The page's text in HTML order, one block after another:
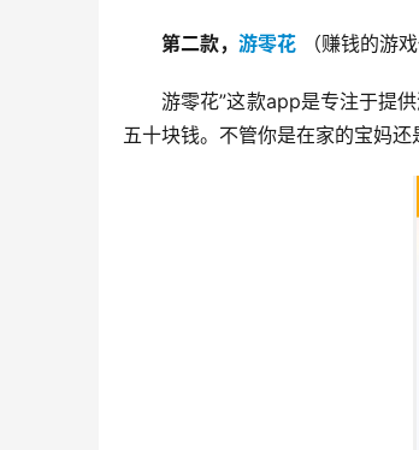
第二款， 游零花 （赚钱的游
游零花”这款app是专注于提
五十块钱。不管你是在家的宝妈